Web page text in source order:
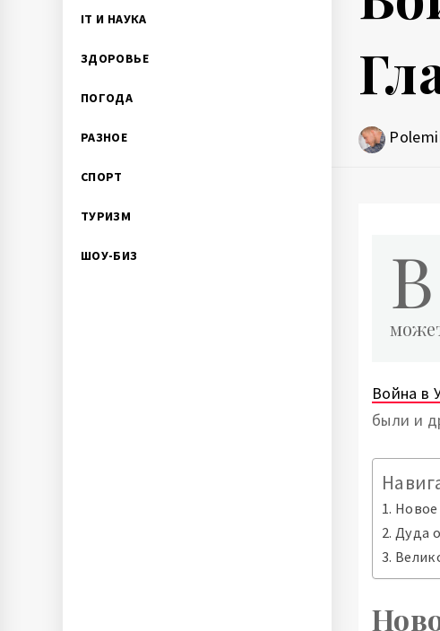
IT И НАУКА
ЗДОРОВЬЕ
ПОГОДА
РАЗНОЕ
СПОРТ
ТУРИЗМ
ШОУ-БИЗ В
Война в
были и
Новое
Дуда